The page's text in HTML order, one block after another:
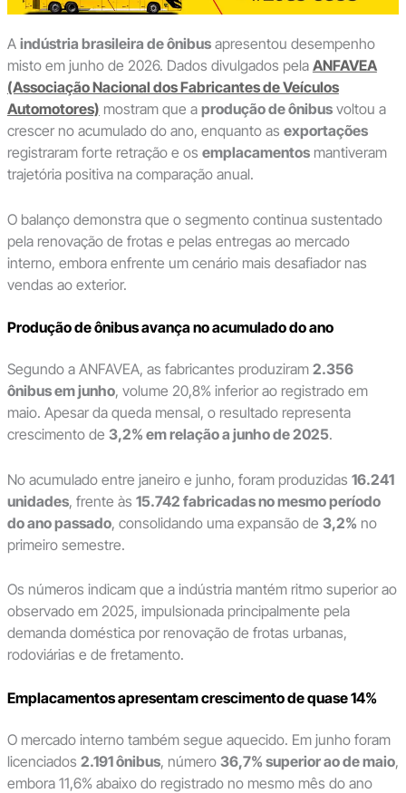
A indústria brasileira de ônibusapresentou desempenho
misto em junho de 2026. Dados divulgados pela ANFAVEA
(Associação Nacional dos Fabricantes de Veículos
Automotores) mostram que a produção de ônibusvoltou a
crescer no acumulado do ano, enquanto as exportações
registraram forte retração e os emplacamentosmantiveram
trajetória positiva na comparação anual.
O balanço demonstra que o segmento continua sustentado
pela renovação de frotas e pelas entregas ao mercado
interno, embora enfrente um cenário mais desafiador nas
vendas ao exterior.
Produção de ônibus avança no acumulado do ano
Segundo a ANFAVEA, as fabricantes produziram 2.356
ônibus em junho, volume 20,8% inferior ao registrado em
maio. Apesar da queda mensal, o resultado representa
crescimento de 3,2% em relação a junho de 2025.
No acumulado entre janeiro e junho, foram produzidas 16.241
unidades, frente às 15.742 fabricadas no mesmo período
do ano passado, consolidando uma expansão de 3,2% no
primeiro semestre.
Os números indicam que a indústria mantém ritmo superior ao
observado em 2025, impulsionada principalmente pela
demanda doméstica por renovação de frotas urbanas,
rodoviárias e de fretamento.
Emplacamentos apresentam crescimento de quase 14%
O mercado interno também segue aquecido. Em junho foram
licenciados 2.191 ônibus, número 36,7% superior ao de maio,
embora 11,6% abaixo do registrado no mesmo mês do ano